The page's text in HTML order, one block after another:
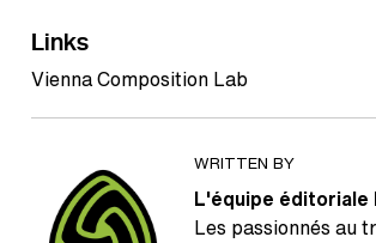
Links
Vienna Composition Lab
WRITTEN BY
L'équipe éditoriale
Les passionnés au